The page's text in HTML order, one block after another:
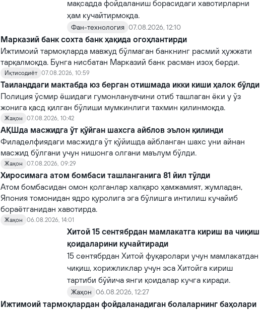
мақсадда фойдаланиш борасидаги хавотирларни
ҳам кучайтирмоқда.
Фан-технология 07.08.2026, 12:10
Марказий банк сохта банк ҳақида огоҳлантирди
Ижтимоий тармоқларда мавжуд бўлмаган банкнинг расмий ҳужжати
тарқалмоқда. Бунга нисбатан Марказий банк расман изоҳ берди.
Иқтисодиёт 07.08.2026, 10:59
Таиланддаги мактабда юз берган отишмада икки киши ҳалок бўлди
Полиция ўсмир ёшидаги гумонланувчини отиб ташлаган ёки у ўз
жонига қасд қилган бўлиши мумкинлиги тахмин қилинмоқда.
Жаҳон 07.08.2026, 10:42
АҚШда масжидга ўт қўйган шахсга айблов эълон қилинди
Филаделфиядаги масжидга ўт қўйишда айбланган шахс уни айнан
масжид бўлгани учун нишонга олгани маълум бўлди.
Жаҳон 07.08.2026, 09:29
Хиросимага атом бомбаси ташланганига 81 йил тўлди
Атом бомбасидан омон қолганлар халқаро ҳамжамият, жумладан,
Япония томонидан ядро қуролига эга бўлишга интилиш кучайиб
бораётганидан хавотирда.
Жаҳон 06.08.2026, 14:01
Хитой 15 сентябрдан мамлакатга кириш ва чиқиш
қоидаларини кучайтиради
15 сентябрдан Хитой фуқаролари учун мамлакатдан
чиқиш, хорижликлар учун эса Хитойга кириш
тартиби бўйича янги қоидалар кучга киради.
Жаҳон 06.08.2026, 12:27
Ижтимоий тармоқлардан фойдаланадиган болаларнинг баҳолари